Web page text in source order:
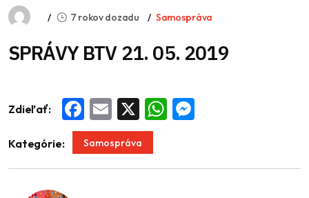
7 rokov dozadu Samospráva
SPRÁVY BTV 21. 05. 2019
Zdieľať: Facebook
Email WhatsApp
Kategórie: Samospráva